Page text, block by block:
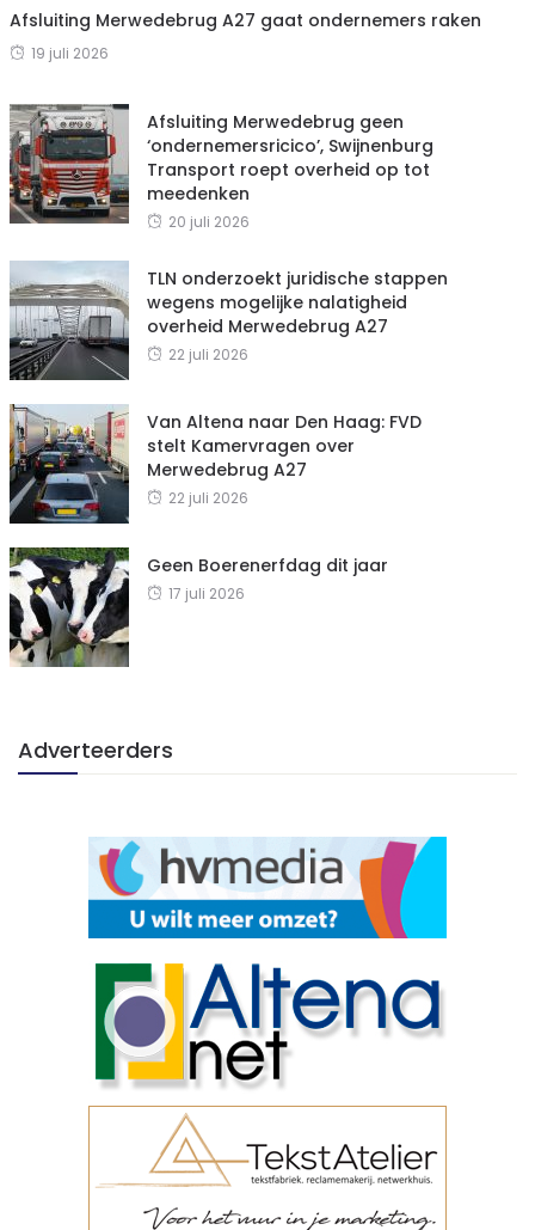
Afsluiting Merwedebrug A27 gaat ondernemers raken
19 juli 2026
Afsluiting Merwedebrug geen
‘ondernemersricico’, Swijnenburg
Transport roept overheid op tot
meedenken
20 juli 2026
TLN onderzoekt juridische stappen
wegens mogelijke nalatigheid
overheid Merwedebrug A27
22 juli 2026
Van Altena naar Den Haag: FVD
stelt Kamervragen over
Merwedebrug A27
22 juli 2026
Geen Boerenerfdag dit jaar
17 juli 2026
Adverteerders